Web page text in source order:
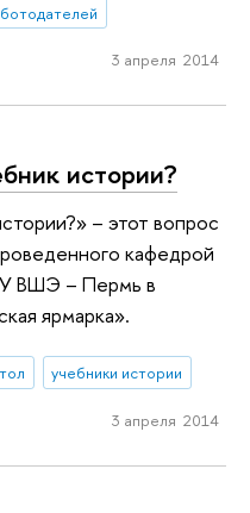
3 апреля 2014
истории?
– этот вопрос
кафедрой
ВШЭ – Пермь в
ярмарка».
учебники истории
3 апреля 2014